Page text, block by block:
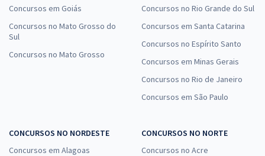
Concursos em Goiás
Concursos no Mato Grosso do
Sul
Concursos no Mato Grosso
Concursos no Rio Grande do Sul
Concursos em Santa Catarina
Concursos no Espírito Santo
Concursos em Minas Gerais
Concursos no Rio de Janeiro
Concursos em São Paulo
CONCURSOS NO NORDESTE
Concursos em Alagoas
CONCURSOS NO NORTE
Concursos no Acre